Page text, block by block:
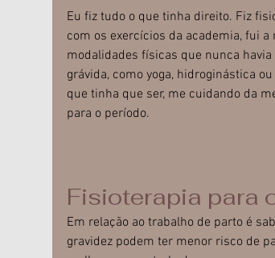
Eu fiz tudo o que tinha direito. Fiz
com os exercícios da academia, fui
modalidades físicas que nunca
grávida, como yoga, hidroginástica
que tinha que ser, me cuidando da
para o período.
Fisioterapia para
Em relação ao trabalho de parto é
gravidez podem ter menor risco de